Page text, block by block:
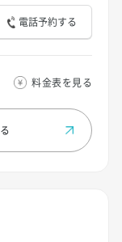
電話予約する
料金表を見る